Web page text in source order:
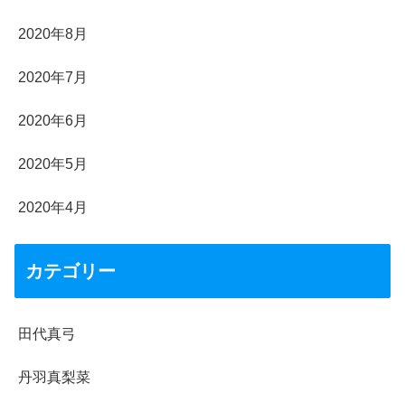
2020年8月
2020年7月
2020年6月
2020年5月
2020年4月
カテゴリー
田代真弓
丹羽真梨菜